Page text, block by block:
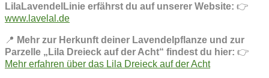
LilaLavendelLinie erfährst du auf unserer Website: 👉
www.lavelal.de
📍 Mehr zur Herkunft deiner Lavendelpflanze und zur
Parzelle „Lila Dreieck auf der Acht“ findest du hier: 👉
Mehr erfahren über das Lila Dreieck auf der Acht